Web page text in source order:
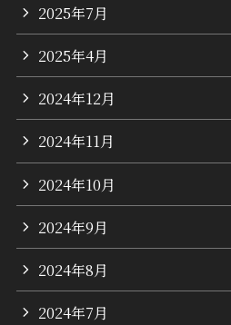
2025年7月
2025年4月
2024年12月
2024年11月
2024年10月
2024年9月
2024年8月
2024年7月